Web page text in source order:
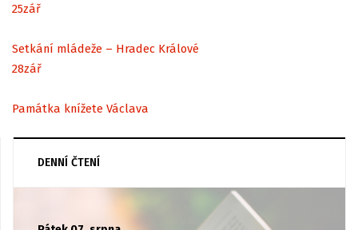
25zář
Setkání mládeže – Hradec Králové
28zář
Památka knížete Václava
DENNÍ ČTENÍ